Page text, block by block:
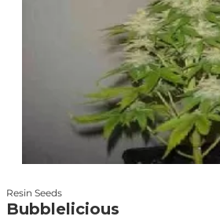
Resin Seeds
Bubblelicious